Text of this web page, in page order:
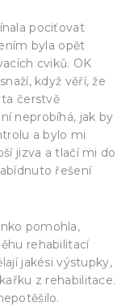
pociťovat
byla opět
cviků. OK
když věří, že
čerstvě
neprobíhá, jak by
a bylo mi
jizva a tlačí mi do
řešení
pomohla,
rehabilitací
jakési výstupky,
z rehabilitace.